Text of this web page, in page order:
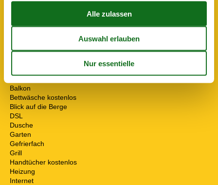
See
200 m
Anzahl Badezimmer
3
Balkon
Bettwäsche kostenlos
Blick auf die Berge
DSL
Dusche
Garten
Gefrierfach
Grill
Handtücher kostenlos
Heizung
Internet